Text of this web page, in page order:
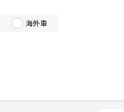
海外車